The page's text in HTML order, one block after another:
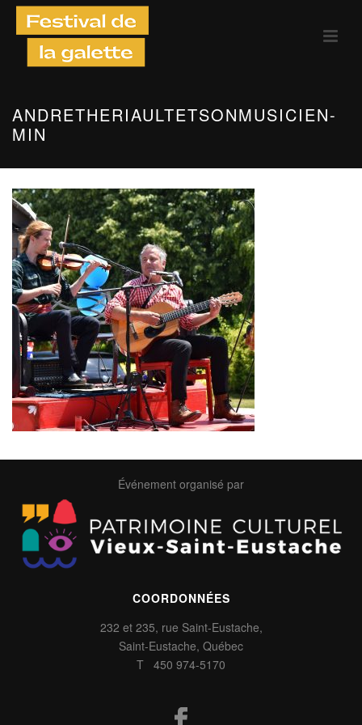
ANDRETHERIAULTETSONMUSICIEN-
MIN
Événement organisé par
COORDONNÉES
232 et 235, rue Saint-Eustache,
Saint-Eustache, Québec
T 450 974-5170